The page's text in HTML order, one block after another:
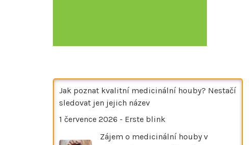
Jak poznat kvalitní medicinální houby? Nestačí
sledovat jen jejich název
1 července 2026 - Erste blink
Zájem o medicinální houby v